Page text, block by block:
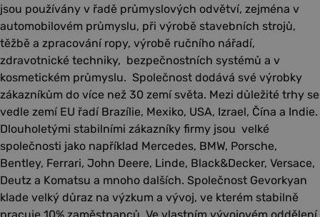
jsou používány v řadě průmyslových odvětví, zejména v
automobilovém průmyslu, při výrobě stavebních strojů,
těžbě a zpracování ropy, výrobě ručního nářadí,
zdravotnické techniky, bezpečnostních systémů a v
kosmetickém průmyslu. Společnost dodává své výrobky
zákazníkům do více než 30 zemí světa. Mezi důležité trhy se
vedle zemí EU řadí Brazílie, Mexiko, USA, Izrael, Čína a Indie.
Dlouholetými stabilními zákazníky firmy jsou velké
společnosti jako například Mercedes, BMW, Porsche,
Bentley, Ferrari, John Deere, Linde, Black&Decker, Versace,
Deutz a Komatsu a mnoho dalších. Společnost Gevorkyan
klade velký důraz na výzkum a vývoj, ve kterém stabilně